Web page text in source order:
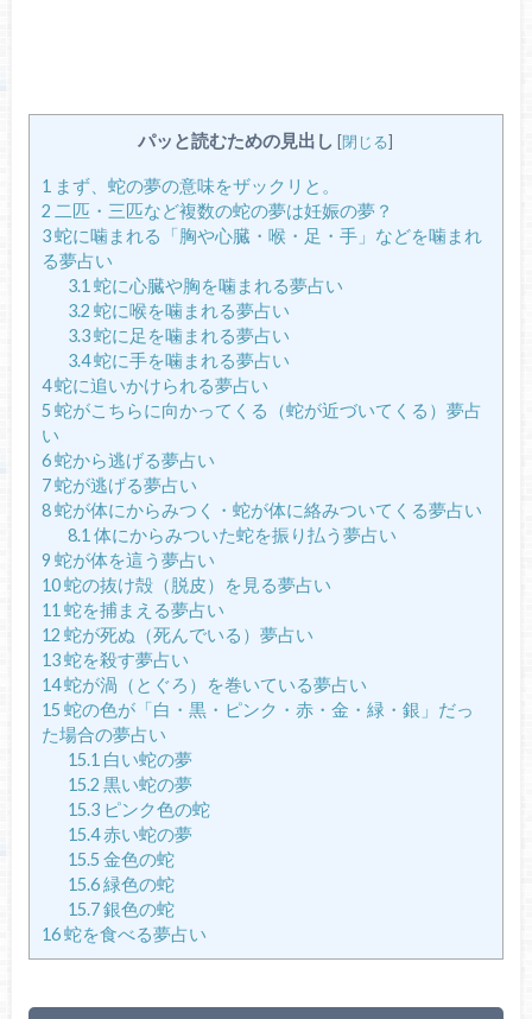
パッと読むための見出し [閉じる]
1 まず、蛇の夢の意味をザックリと。
2 二匹・三匹など複数の蛇の夢は妊娠の夢？
3蛇に噛まれる「胸や心臓・喉・足・手」などを噛まれ
る夢占い
3.1 蛇に心臓や胸を噛まれる夢占い
3.2 蛇に喉を噛まれる夢占い
3.3蛇に足を噛まれる夢占い
3.4蛇に手を噛まれる夢占い
4蛇に追いかけられる夢占い
5 蛇がこちらに向かってくる（蛇が近づいてくる）夢占
い
6蛇から逃げる夢占い
7蛇が逃げる夢占い
8蛇が体にからみつく・蛇が体に絡みついてくる夢占い
8.1 体にからみついた蛇を振り払う夢占い
9 蛇が体を這う夢占い
10蛇の抜け殻（脱皮）を見る夢占い
11 蛇を捕まえる夢占い
12 蛇が死ぬ（死んでいる）夢占い
13蛇を殺す夢占い
14蛇が渦（とぐろ）を巻いている夢占い
15 蛇の色が「白・黒・ピンク・赤・金・緑・銀」だっ
た場合の夢占い
15.1 白い蛇の夢
15.2 黒い蛇の夢
15.3ピンク色の蛇
15.4赤い蛇の夢
15.5 金色の蛇
15.6緑色の蛇
15.7銀色の蛇
16蛇を食べる夢占い